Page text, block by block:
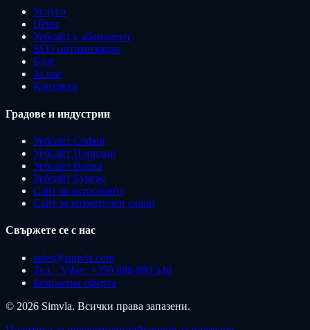
Услуги
Цени
Уебсайт с абонамент
SEO оптимизация
Блог
За нас
Контакти
Градове и индустрии
Уебсайт София
Уебсайт Пловдив
Уебсайт Варна
Уебсайт Бургас
Сайт за автосервиз
Сайт за козметичен салон
Свържете се с нас
sales@simvla.com
Тел. / Viber: +359 888 880 346
Безплатна оферта
© 2026 Simvla. Всички права запазени.